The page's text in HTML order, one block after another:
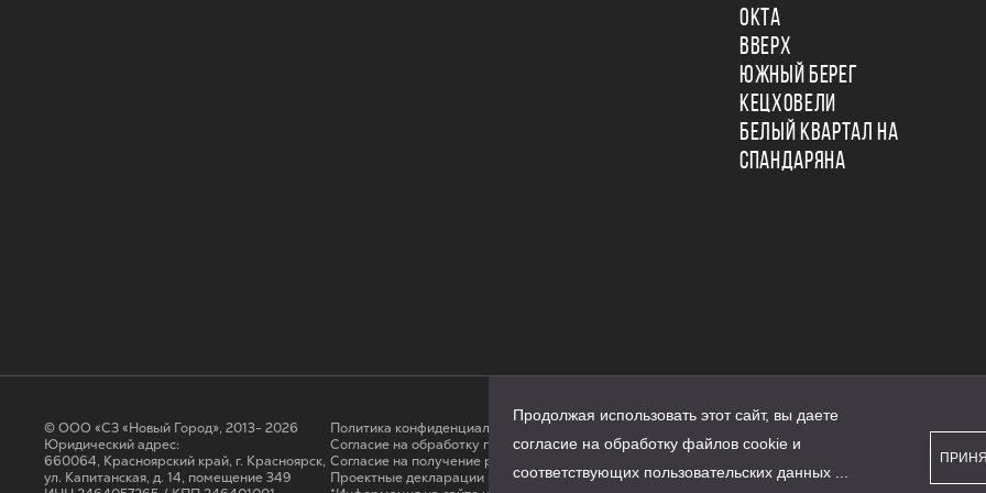
ОКТА
ВВЕРХ
ЮЖНЫЙ БЕРЕГ
КЕЦХОВЕЛИ
БЕЛЫЙ КВАРТАЛ НА
СПАНДАРЯНА
© ООО «СЗ «Новый Город», 2013- 2026
Юридический адрес:
660064, Красноярский край, г. Красноярск,
ул. Капитанская, д. 14, помещение 349
Политика конфиденциальности
Согласие на обработку персональных данных
Cогласие на получение рассылки
Проектные декларации на сайте наш.дом.рф
Продолжая использовать этот сайт, вы даете
согласие на обработку файлов cookie и
соответствующих пользовательских данных